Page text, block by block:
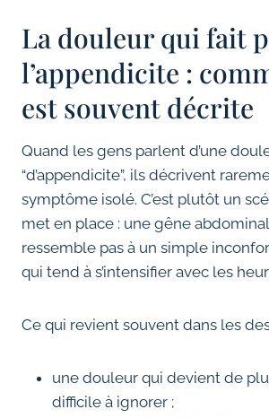
La douleur qui fait
l’appendicite :
est souvent décrite
Quand les gens parlent d’une
“d’appendicite”, ils décrivent
symptôme isolé. C’est plutôt un
met en place : une gêne
ressemble pas à un simple
qui tend à s’intensifier avec les
Ce qui revient souvent dans les
une douleur qui devient de
difficile à ignorer ;